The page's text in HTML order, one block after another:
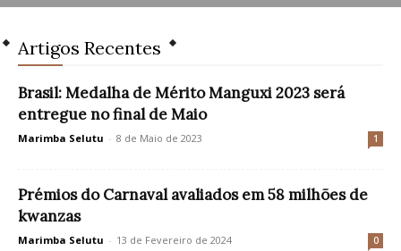
Artigos Recentes
Brasil: Medalha de Mérito Manguxi 2023 será
entregue no final de Maio
Marimba Selutu - 8 de Maio de 2023 1
Prémios do Carnaval avaliados em 58 milhões de
kwanzas
Marimba Selutu - 13 de Fevereiro de 2024 0